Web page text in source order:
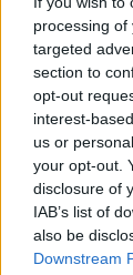
processing
targeted
section to
opt-out
interest-
us or
your opt-out.
disclosure of
IAB’s list of
also be
Downstream